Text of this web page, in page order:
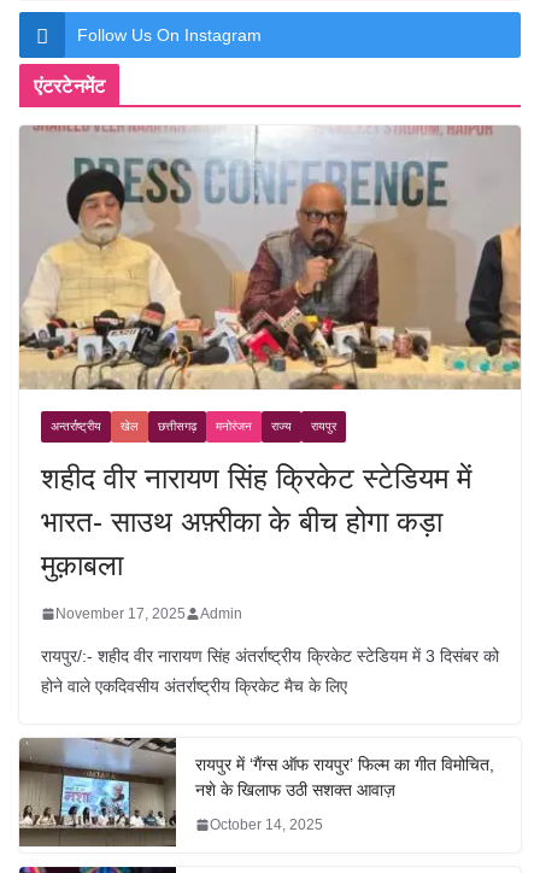
Follow Us On Instagram
एंटरटेनमेंट
अन्तर्राष्ट्रीय खेल छत्तीसगढ़ मनोरंजन राज्य रायपुर
शहीद वीर नारायण सिंह क्रिकेट स्टेडियम में
भारत- साउथ अफ़्रीका के बीच होगा कड़ा
मुक़ाबला
November 17, 2025 Admin
रायपुर/:- शहीद वीर नारायण सिंह अंतर्राष्ट्रीय क्रिकेट स्टेडियम में 3 दिसंबर को
होने वाले एकदिवसीय अंतर्राष्ट्रीय क्रिकेट मैच के लिए
रायपुर में ‘गैंग्स ऑफ रायपुर’ फिल्म का गीत विमोचित,
नशे के खिलाफ उठी सशक्त आवाज़
October 14, 2025